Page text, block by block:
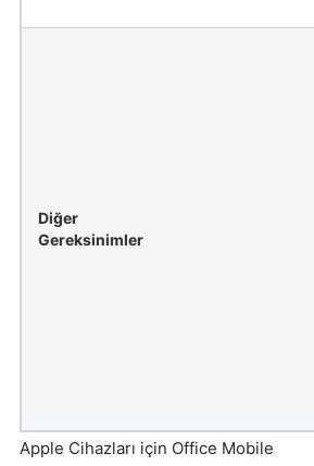
Diğer
Gereksinimler
Apple Cihazları için Office Mobile